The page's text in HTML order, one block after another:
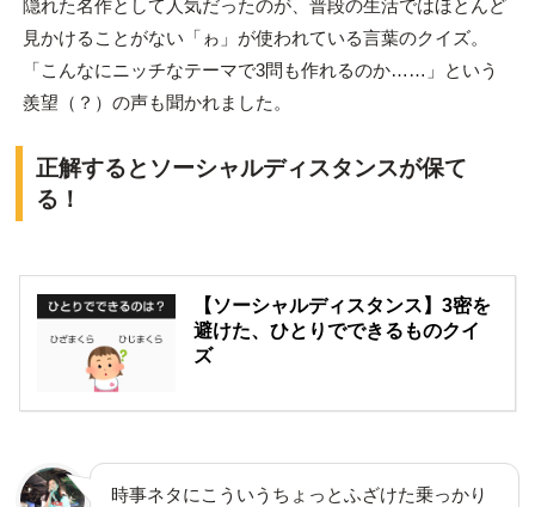
隠れた名作として人気だったのが、普段の生活ではほとんど
見かけることがない「ゎ」が使われている言葉のクイズ。
「こんなにニッチなテーマで3問も作れるのか……」という
羨望（？）の声も聞かれました。
正解するとソーシャルディスタンスが保て
る！
【ソーシャルディスタンス】3密を
避けた、ひとりでできるものクイ
ズ
時事ネタにこういうちょっとふざけた乗っかり